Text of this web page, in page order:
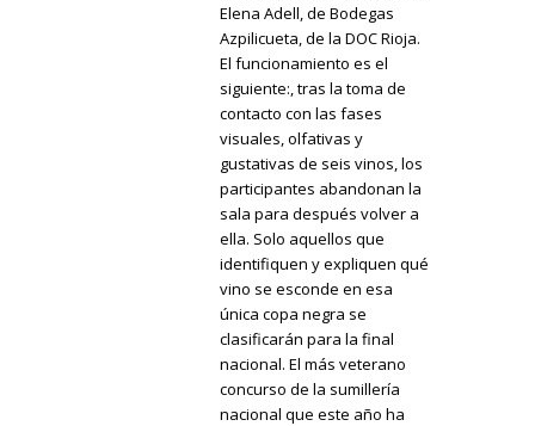
Elena Adell, de Bodegas
Azpilicueta, de la DOC Rioja.
El funcionamiento es el
siguiente:, tras la toma de
contacto con las fases
visuales, olfativas y
gustativas de seis vinos, los
participantes abandonan la
sala para después volver a
ella. Solo aquellos que
identifiquen y expliquen qué
vino se esconde en esa
única copa negra se
clasificarán para la final
nacional. El más veterano
concurso de la sumillería
nacional que este año ha